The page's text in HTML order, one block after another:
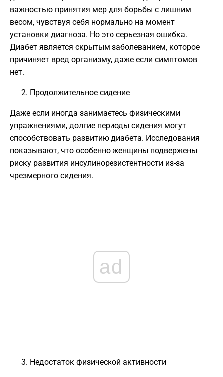
важностью принятия мер для борьбы с лишним
весом, чувствуя себя нормально на момент
установки диагноза. Но это серьезная ошибка.
Диабет является скрытым заболеванием, которое
причиняет вред организму, даже если симптомов
нет.
Продолжительное сидение
Даже если иногда занимаетесь физическими
упражнениями, долгие периоды сидения могут
способствовать развитию диабета. Исследования
показывают, что особенно женщины подвержены
риску развития инсулинорезистентности из-за
чрезмерного сидения.
ad
Недостаток физической активности